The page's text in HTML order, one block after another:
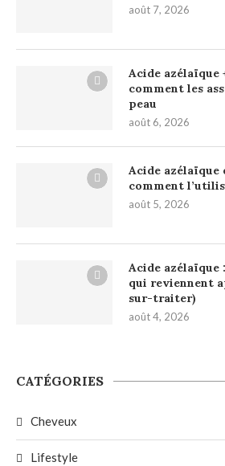
août 7, 2026
Acide azélaïque
comment les
peau
août 6, 2026
Acide azélaïque
comment
août 5, 2026
Acide azélaïque
qui reviennent
sur-traiter)
août 4, 2026
CATÉGORIES
Cheveux
Lifestyle